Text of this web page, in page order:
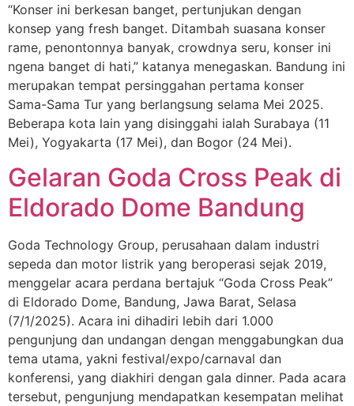
“Konser ini berkesan banget, pertunjukan dengan
konsep yang fresh banget. Ditambah suasana konser
rame, penontonnya banyak, crowdnya seru, konser ini
ngena banget di hati,” katanya menegaskan. Bandung ini
merupakan tempat persinggahan pertama konser
Sama-Sama Tur yang berlangsung selama Mei 2025.
Beberapa kota lain yang disinggahi ialah Surabaya (11
Mei), Yogyakarta (17 Mei), dan Bogor (24 Mei).
Gelaran Goda Cross Peak di
Eldorado Dome Bandung
Goda Technology Group, perusahaan dalam industri
sepeda dan motor listrik yang beroperasi sejak 2019,
menggelar acara perdana bertajuk “Goda Cross Peak”
di Eldorado Dome, Bandung, Jawa Barat, Selasa
(7/1/2025). Acara ini dihadiri lebih dari 1.000
pengunjung dan undangan dengan menggabungkan dua
tema utama, yakni festival/expo/carnaval dan
konferensi, yang diakhiri dengan gala dinner. Pada acara
tersebut, pengunjung mendapatkan kesempatan melihat